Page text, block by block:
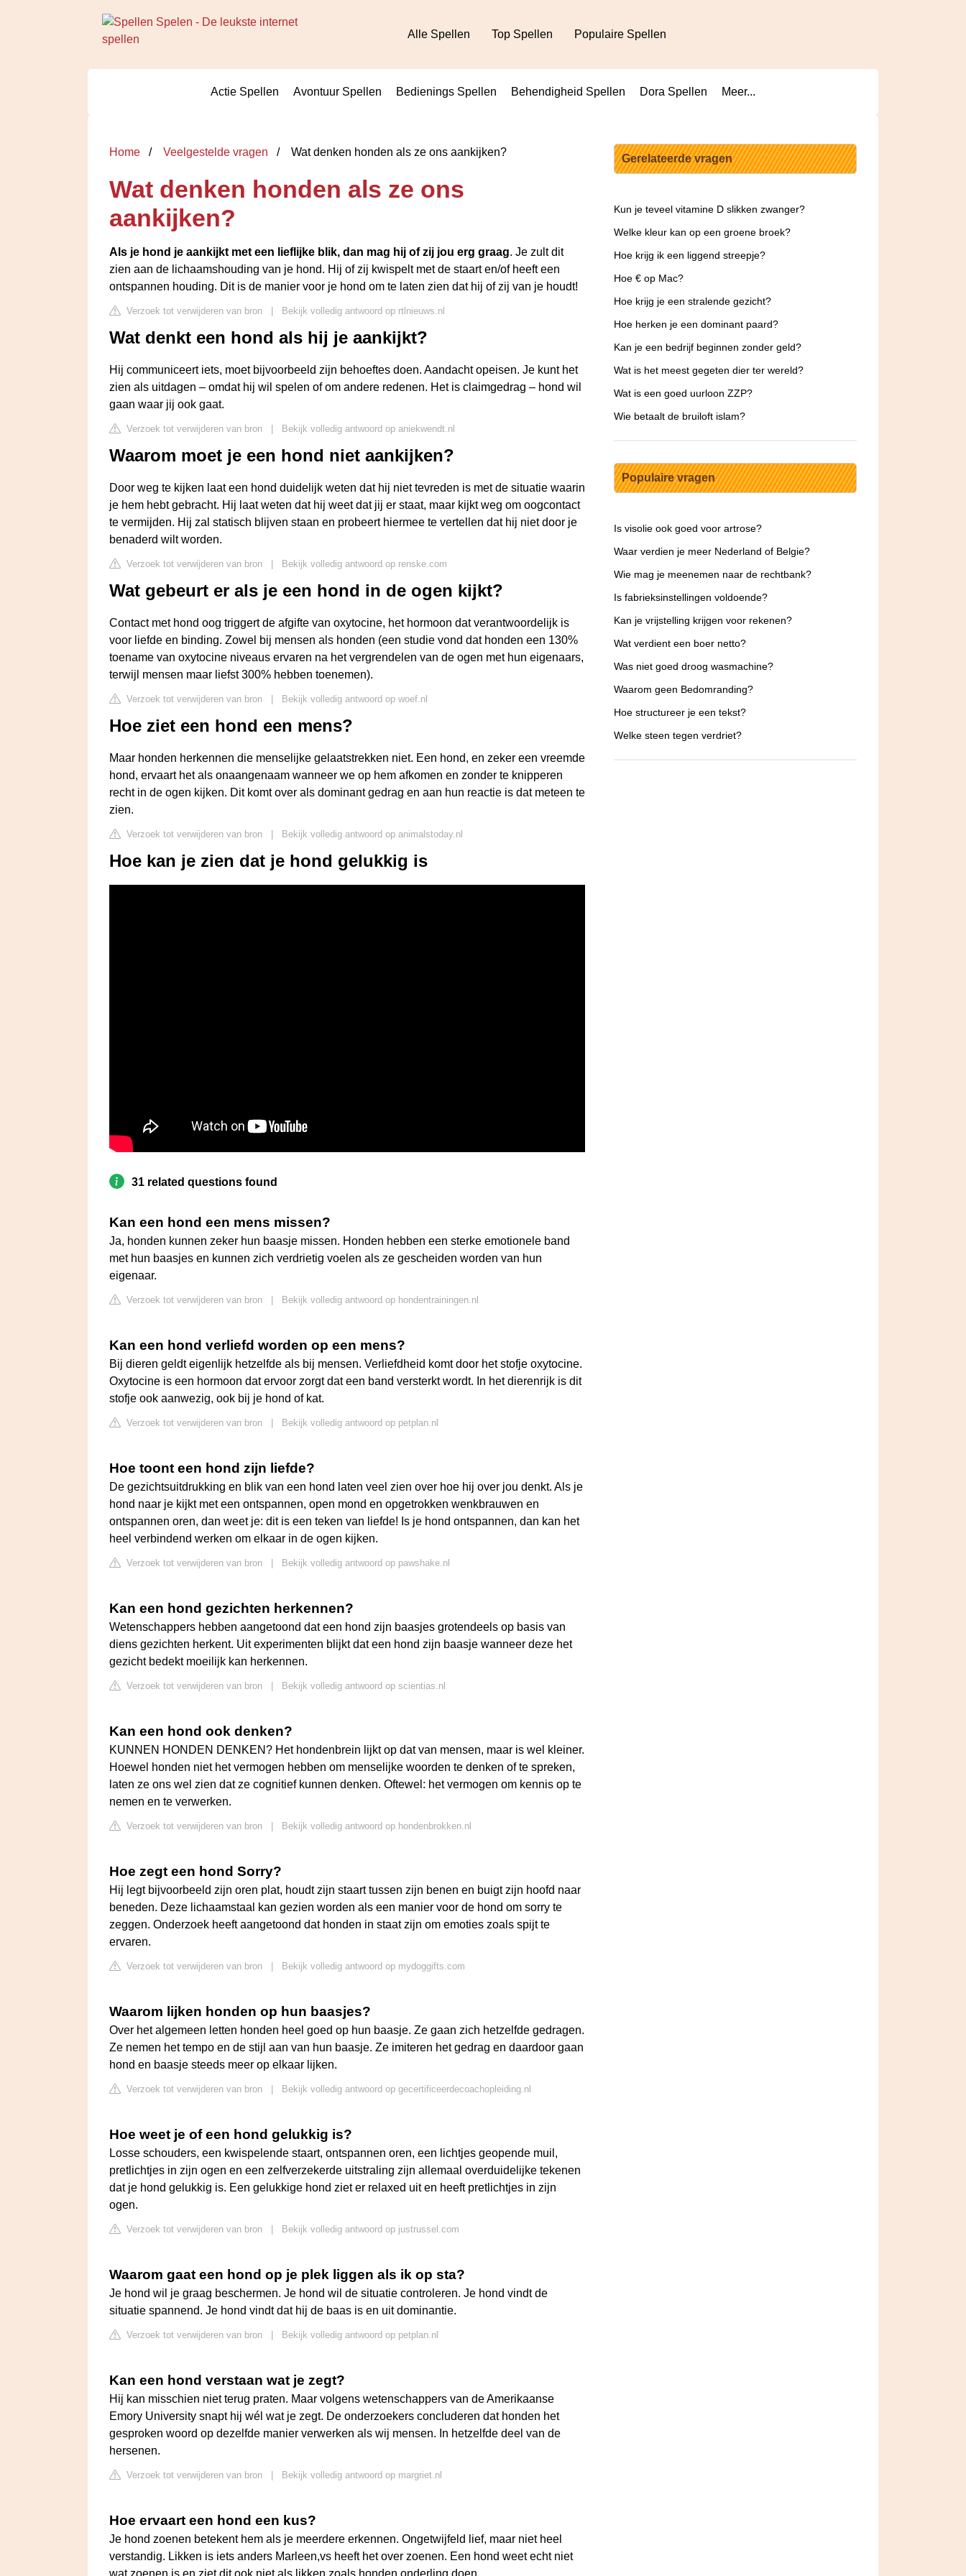
Alle Spellen Top Spellen Populaire Spellen
Actie Spellen Avontuur Spellen Bedienings Spellen Behendigheid Spellen Dora Spellen Meer...
Home Veelgestelde vragen Wat denken honden als ze ons aankijken?
Wat denken honden als ze ons
aankijken?
Als je hond je aankijkt met een lieflijke blik, dan mag hij of zij jou erg graag. Je zult dit
zien aan de lichaamshouding van je hond. Hij of zij kwispelt met de staart en/of heeft een
ontspannen houding. Dit is de manier voor je hond om te laten zien dat hij of zij van je houdt!
Verzoek tot verwijderen van bron Bekijk volledig antwoord op rtlnieuws.nl
Wat denkt een hond als hij je aankijkt?
Hij communiceert iets, moet bijvoorbeeld zijn behoeftes doen. Aandacht opeisen. Je kunt het
zien als uitdagen – omdat hij wil spelen of om andere redenen. Het is claimgedrag – hond wil
gaan waar jij ook gaat.
Verzoek tot verwijderen van bron Bekijk volledig antwoord op aniekwendt.nl
Waarom moet je een hond niet aankijken?
Door weg te kijken laat een hond duidelijk weten dat hij niet tevreden is met de situatie waarin
je hem hebt gebracht. Hij laat weten dat hij weet dat jij er staat, maar kijkt weg om oogcontact
te vermijden. Hij zal statisch blijven staan en probeert hiermee te vertellen dat hij niet door je
benaderd wilt worden.
Verzoek tot verwijderen van bron Bekijk volledig antwoord op renske.com
Wat gebeurt er als je een hond in de ogen kijkt?
Contact met hond oog triggert de afgifte van oxytocine, het hormoon dat verantwoordelijk is
voor liefde en binding. Zowel bij mensen als honden (een studie vond dat honden een 130%
toename van oxytocine niveaus ervaren na het vergrendelen van de ogen met hun eigenaars,
terwijl mensen maar liefst 300% hebben toenemen).
Verzoek tot verwijderen van bron Bekijk volledig antwoord op woef.nl
Hoe ziet een hond een mens?
Maar honden herkennen die menselijke gelaatstrekken niet. Een hond, en zeker een vreemde
hond, ervaart het als onaangenaam wanneer we op hem afkomen en zonder te knipperen
recht in de ogen kijken. Dit komt over als dominant gedrag en aan hun reactie is dat meteen te
zien.
Verzoek tot verwijderen van bron Bekijk volledig antwoord op animalstoday.nl
Hoe kan je zien dat je hond gelukkig is
31 related questions found
Kan een hond een mens missen?
Ja, honden kunnen zeker hun baasje missen. Honden hebben een sterke emotionele band
met hun baasjes en kunnen zich verdrietig voelen als ze gescheiden worden van hun
eigenaar.
Verzoek tot verwijderen van bron Bekijk volledig antwoord op hondentrainingen.nl
Kan een hond verliefd worden op een mens?
Bij dieren geldt eigenlijk hetzelfde als bij mensen. Verliefdheid komt door het stofje oxytocine.
Oxytocine is een hormoon dat ervoor zorgt dat een band versterkt wordt. In het dierenrijk is dit
stofje ook aanwezig, ook bij je hond of kat.
Verzoek tot verwijderen van bron Bekijk volledig antwoord op petplan.nl
Hoe toont een hond zijn liefde?
De gezichtsuitdrukking en blik van een hond laten veel zien over hoe hij over jou denkt. Als je
hond naar je kijkt met een ontspannen, open mond en opgetrokken wenkbrauwen en
ontspannen oren, dan weet je: dit is een teken van liefde! Is je hond ontspannen, dan kan het
heel verbindend werken om elkaar in de ogen kijken.
Verzoek tot verwijderen van bron Bekijk volledig antwoord op pawshake.nl
Kan een hond gezichten herkennen?
Wetenschappers hebben aangetoond dat een hond zijn baasjes grotendeels op basis van
diens gezichten herkent. Uit experimenten blijkt dat een hond zijn baasje wanneer deze het
gezicht bedekt moeilijk kan herkennen.
Verzoek tot verwijderen van bron Bekijk volledig antwoord op scientias.nl
Kan een hond ook denken?
KUNNEN HONDEN DENKEN? Het hondenbrein lijkt op dat van mensen, maar is wel kleiner.
Hoewel honden niet het vermogen hebben om menselijke woorden te denken of te spreken,
laten ze ons wel zien dat ze cognitief kunnen denken. Oftewel: het vermogen om kennis op te
nemen en te verwerken.
Verzoek tot verwijderen van bron Bekijk volledig antwoord op hondenbrokken.nl
Hoe zegt een hond Sorry?
Hij legt bijvoorbeeld zijn oren plat, houdt zijn staart tussen zijn benen en buigt zijn hoofd naar
beneden. Deze lichaamstaal kan gezien worden als een manier voor de hond om sorry te
zeggen. Onderzoek heeft aangetoond dat honden in staat zijn om emoties zoals spijt te
ervaren.
Verzoek tot verwijderen van bron Bekijk volledig antwoord op mydoggifts.com
Waarom lijken honden op hun baasjes?
Over het algemeen letten honden heel goed op hun baasje. Ze gaan zich hetzelfde gedragen.
Ze nemen het tempo en de stijl aan van hun baasje. Ze imiteren het gedrag en daardoor gaan
hond en baasje steeds meer op elkaar lijken.
Verzoek tot verwijderen van bron Bekijk volledig antwoord op gecertificeerdecoachopleiding.nl
Hoe weet je of een hond gelukkig is?
Losse schouders, een kwispelende staart, ontspannen oren, een lichtjes geopende muil,
pretlichtjes in zijn ogen en een zelfverzekerde uitstraling zijn allemaal overduidelijke tekenen
dat je hond gelukkig is. Een gelukkige hond ziet er relaxed uit en heeft pretlichtjes in zijn
ogen.
Verzoek tot verwijderen van bron Bekijk volledig antwoord op justrussel.com
Waarom gaat een hond op je plek liggen als ik op sta?
Je hond wil je graag beschermen. Je hond wil de situatie controleren. Je hond vindt de
situatie spannend. Je hond vindt dat hij de baas is en uit dominantie.
Verzoek tot verwijderen van bron Bekijk volledig antwoord op petplan.nl
Kan een hond verstaan wat je zegt?
Hij kan misschien niet terug praten. Maar volgens wetenschappers van de Amerikaanse
Emory University snapt hij wél wat je zegt. De onderzoekers concluderen dat honden het
gesproken woord op dezelfde manier verwerken als wij mensen. In hetzelfde deel van de
hersenen.
Verzoek tot verwijderen van bron Bekijk volledig antwoord op margriet.nl
Hoe ervaart een hond een kus?
Je hond zoenen betekent hem als je meerdere erkennen. Ongetwijfeld lief, maar niet heel
verstandig. Likken is iets anders Marleen,vs heeft het over zoenen. Een hond weet echt niet
Gerelateerde vragen
Kun je teveel vitamine D slikken zwanger?
Welke kleur kan op een groene broek?
Hoe krijg ik een liggend streepje?
Hoe € op Mac?
Hoe krijg je een stralende gezicht?
Hoe herken je een dominant paard?
Kan je een bedrijf beginnen zonder geld?
Wat is het meest gegeten dier ter wereld?
Wat is een goed uurloon ZZP?
Wie betaalt de bruiloft islam?
Populaire vragen
Is visolie ook goed voor artrose?
Waar verdien je meer Nederland of Belgie?
Wie mag je meenemen naar de rechtbank?
Is fabrieksinstellingen voldoende?
Kan je vrijstelling krijgen voor rekenen?
Wat verdient een boer netto?
Was niet goed droog wasmachine?
Waarom geen Bedomranding?
Hoe structureer je een tekst?
Welke steen tegen verdriet?